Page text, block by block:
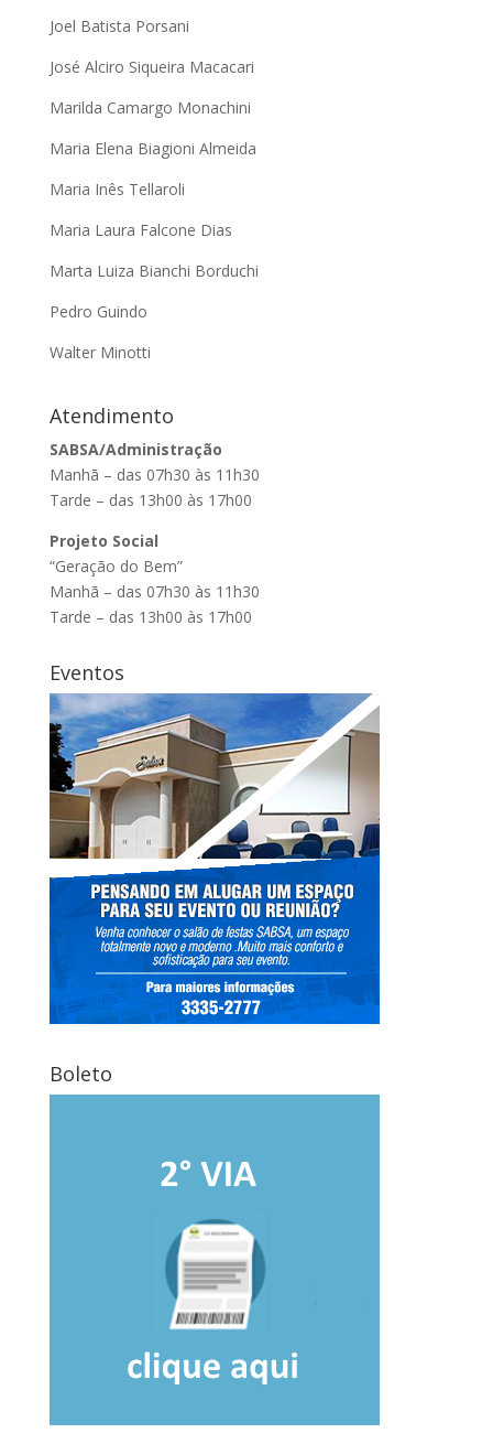
Joel Batista Porsani
José Alciro Siqueira Macacari
Marilda Camargo Monachini
Maria Elena Biagioni Almeida
Maria Inês Tellaroli
Maria Laura Falcone Dias
Marta Luiza Bianchi Borduchi
Pedro Guindo
Walter Minotti
Atendimento
SABSA/Administração
Manhã – das 07h30 às 11h30
Tarde – das 13h00 às 17h00
Projeto Social
“Geração do Bem”
Manhã – das 07h30 às 11h30
Tarde – das 13h00 às 17h00
Eventos
Boleto